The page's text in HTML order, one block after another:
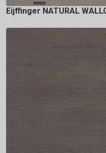
Eijffinger NATURAL